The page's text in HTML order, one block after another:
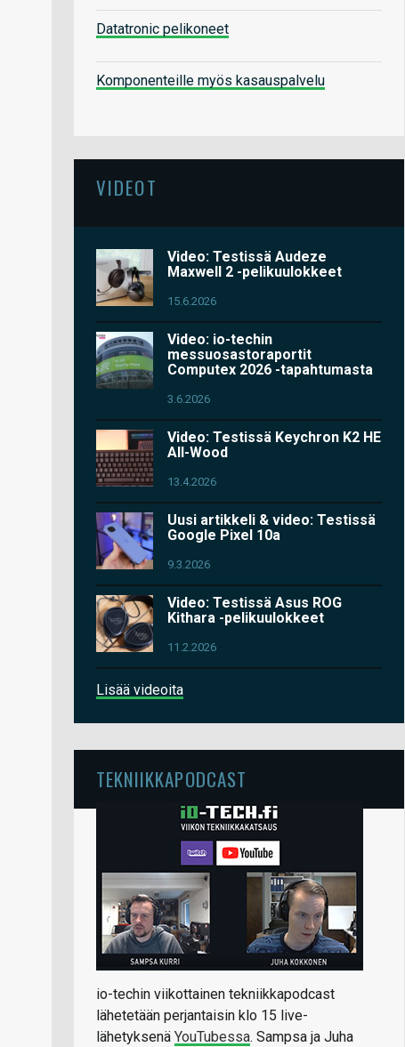
Datatronic pelikoneet
Komponenteille myös kasauspalvelu
VIDEOT
Video: Testissä Audeze
Maxwell 2 -pelikuulokkeet
15.6.2026
Video: io-techin
messuosastoraportit
Computex 2026 -tapahtumasta
3.6.2026
Video: Testissä Keychron K2 HE
All-Wood
13.4.2026
Uusi artikkeli & video: Testissä
Google Pixel 10a
9.3.2026
Video: Testissä Asus ROG
Kithara -pelikuulokkeet
11.2.2026
Lisää videoita
TEKNIIKKAPODCAST
io-techin viikottainen tekniikkapodcast
lähetetään perjantaisin klo 15 live-
lähetyksenä YouTubessa. Sampsa ja Juha